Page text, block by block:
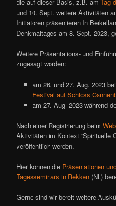
die auf dieser Basis, z.B. amTag
und 10. Sept. weitere Aktivitäten
Initiatoren präsentieren In
Denkmaltages am 8. Sept. 2023,
Weitere Präsentations- und
zugesagt worden:
am 26. und 27. Aug. 2023
Festival auf Schloss
am 27. Aug. 2023 während
Nach einer Registrierung beim
Aktivitäten im Kontext “Spirituelle
veröffentlich werden.
Hier können die Präsentationen
Tagesseminars in Rekken (NL)
Gerne sind wir bereit weitere